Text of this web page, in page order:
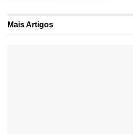
MaisArtigos